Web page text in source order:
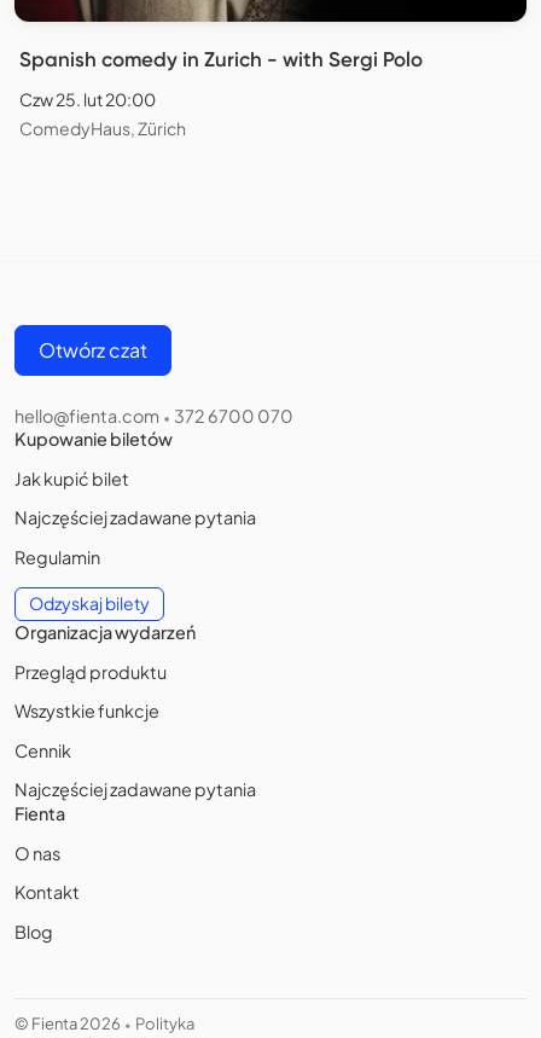
Spanish comedy in Zurich - with Sergi Polo
Czw 25. lut 20:00
ComedyHaus, Zürich
Otwórz czat
hello@fienta.com • 372 6700 070
Kupowanie biletów
Jak kupić bilet
Najczęściej zadawane pytania
Regulamin
Odzyskaj bilety
Organizacja wydarzeń
Przegląd produktu
Wszystkie funkcje
Cennik
Najczęściej zadawane pytania
Fienta
O nas
Kontakt
Blog
© Fienta 2026 • Polityka